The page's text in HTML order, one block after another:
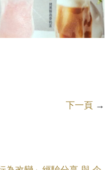
下一頁 →